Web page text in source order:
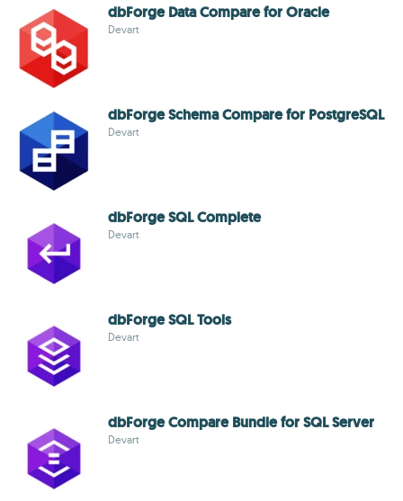
dbForge Data Compare for Oracle
Devart
dbForge Schema Compare for PostgreSQL
Devart
dbForge SQL Complete
Devart
dbForge SQL Tools
Devart
dbForge Compare Bundle for SQL Server
Devart